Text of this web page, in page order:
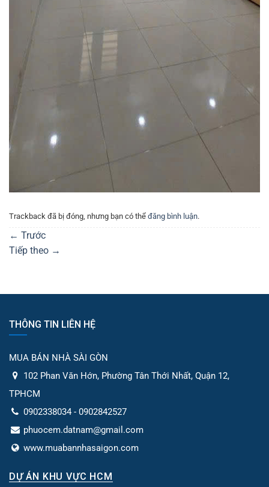
Trackback đã bị đóng, nhưng bạn có thể đăng bình luận.
← Trước
Tiếp theo →
THÔNG TIN LIÊN HỆ
MUA BÁN NHÀ SÀI GÒN
102 Phan Văn Hớn, Phường Tân Thới Nhất, Quận 12,
TPHCM
0902338034 - 0902842527
phuocem.datnam@gmail.com
www.muabannhasaigon.com
DỰ ÁN KHU VỰC HCM